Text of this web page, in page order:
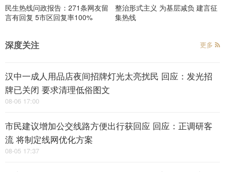
民生热线问政报告：271条网友留
言有回复 5市区回复率100%
整治形式主义 为基层减负 建言征
集热线
深度关注 更多
汉中一成人用品店夜间招牌灯光太亮扰民 回应：发光招
牌已关闭 要求清理低俗图文
08-06 17:00
市民建议增加公交线路方便出行获回应 回应：正调研客
流 将制定线网优化方案
08-05 17:37